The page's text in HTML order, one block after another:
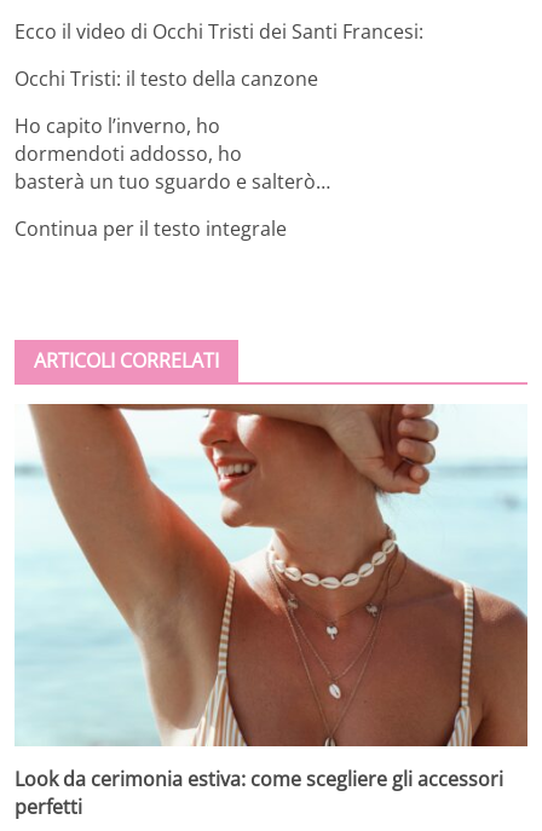
Ecco il video di Occhi Tristi dei Santi Francesi:
Occhi Tristi: il testo della canzone
Ho capito l’inverno, ho
dormendoti addosso, ho
basterà un tuo sguardo e salterò…
Continua per il testo integrale
ARTICOLI CORRELATI
Look da cerimonia estiva: come scegliere gli accessori
perfetti